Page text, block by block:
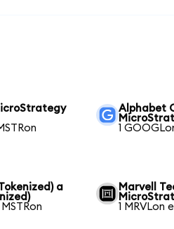
Alphabet
1
a
Marvell
1 MRVLon